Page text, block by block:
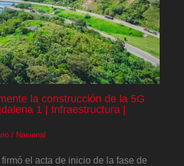
la construcción de la 5G
1 | Infraestructura |
/ Nacional
el acta de inicio de la fase de